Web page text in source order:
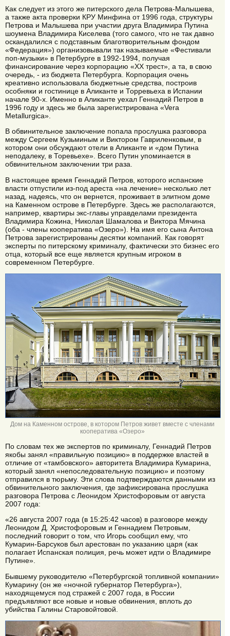
Как следует из этого же питерского дела Петрова-Малышева,
а также акта проверки КРУ Минфина от 1996 года, структуры
Петрова и Малышева при участии друга Владимира Путина
шоумена Владимира Киселева (того самого, что не так давно
оскандалился с подставным благотворительным фондом
«Федерация») организовывали так называемые «Фестивали
поп-музыки» в Петербурге в 1992-1994, получая
финансирование через корпорацию «XX трест», а та, в свою
очередь, - из бюджета Петербурга. Корпорация очень
креативно использовала бюджетные средства, построив
особняки и гостинице в Аликанте и Торревьеха в Испании
начале 90-х. Именно в Аликанте уехал Геннадий Петров в
1996 году и здесь же была зарегистрирована «Vera
Metallurgica».
В обвинительное заключение попала прослушка разговора
между Сергеем Кузьминым и Виктором Гавриленковым, в
котором они обсуждают отели в Аликанте и «дом Путина
неподалеку, в Торевьехе». Всего Путин упоминается в
обвинительном заключении три раза.
В настоящее время Геннадий Петров, которого испанские
власти отпустили из-под ареста «на лечение» несколько лет
назад, надеясь, что он вернется, проживает в элитном доме
на Каменном острове в Петербурге. Здесь же располагаются,
например, квартиры экс-главы управделами президента
Владимира Кожина, Николая Шамалова и Виктора Мячина
(оба - члены кооператива «Озеро»). На имя его сына Антона
Петрова зарегистрированы десятки компаний. Как говорят
эксперты по питерскому криминалу, фактически это бизнес его
отца, который все еще является крупным игроком в
современном Петербурге.
Дом на Каменном острове, в котором Петров живет вместе с членами
кооператива «Озеро»
По словам тех же экспертов по криминалу, Геннадий Петров
якобы занял «правильную позицию» в поддержке властей в
отличие от «тамбовского» авторитета Владимира Кумарина,
который занял «непоследовательную позицию» и поэтому
отправился в тюрьму. Эти слова подтверждаются данными из
обвинительного заключения, где зафиксирована прослушка
разговора Петрова с Леонидом Христофоровым от августа
2007 года:
«26 августа 2007 года (в 15:25:42 часов) в разговоре между
Леонидом Д. Христофоровым и Геннадием Петровым,
последний говорит о том, что Игорь сообщил ему, что
Кумарин-Барсуков был арестован по указанию царя (как
полагает Испанская полиция, речь может идти о Владимире
Путине».
Бывшему руководителю «Петербургской топливной компании»
Кумарину (он же «ночной губернатор Петербурга»),
находящемуся под стражей с 2007 года, в России
предъявляют все новые и новые обвинения, вплоть до
убийства Галины Старовойтовой.